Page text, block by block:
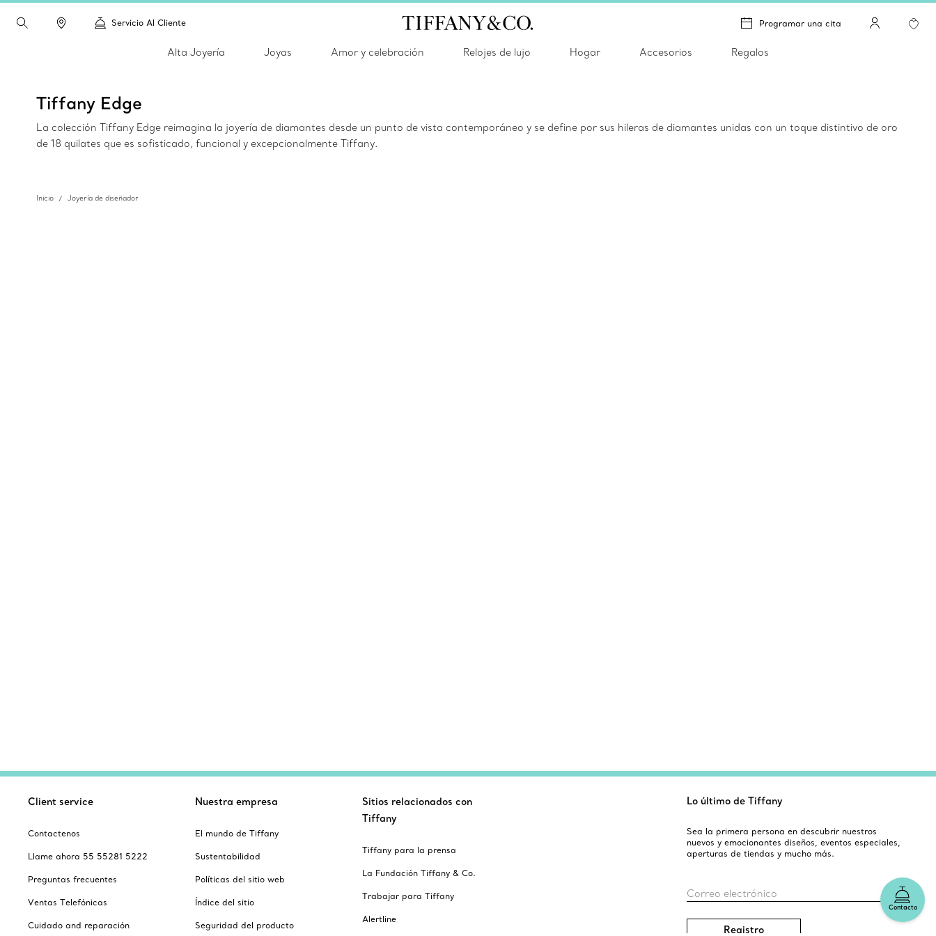
Servicio Al Cliente Programar una cita
Alta Joyería Joyas Amor y celebración Relojes de lujo Hogar Accesorios Regalos
Tiffany Edge
La colección Tiffany Edge reimagina la joyería de diamantes desde un punto de vista contemporáneo y se define por sus hileras de diamantes unidas con un toque distintivo de oro
de 18 quilates que es sofisticado, funcional y excepcionalmente Tiffany.
Inicio Joyería de diseñador
Contacto
Client service
Contactenos
Llame ahora 55 55281 5222
Preguntas frecuentes
Ventas Telefónicas
Cuidado and reparación
Nuestra empresa
El mundo de Tiffany
Sustentabilidad
Políticas del sitio web
Índice del sitio
Seguridad del producto
Sitios relacionados con
Tiffany
Tiffany para la prensa
La Fundación Tiffany & Co.
Trabajar para Tiffany
Alertline
Lo último de Tiffany
Sea la primera persona en descubrir nuestros
nuevos y emocionantes diseños, eventos especiales,
aperturas de tiendas y mucho más.
Correo electrónico
Registro